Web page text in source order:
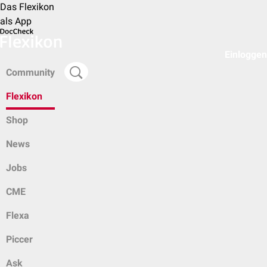
Das Flexikon
als App
Community
Flexikon
Shop
News
Jobs
CME
Flexa
Piccer
Ask